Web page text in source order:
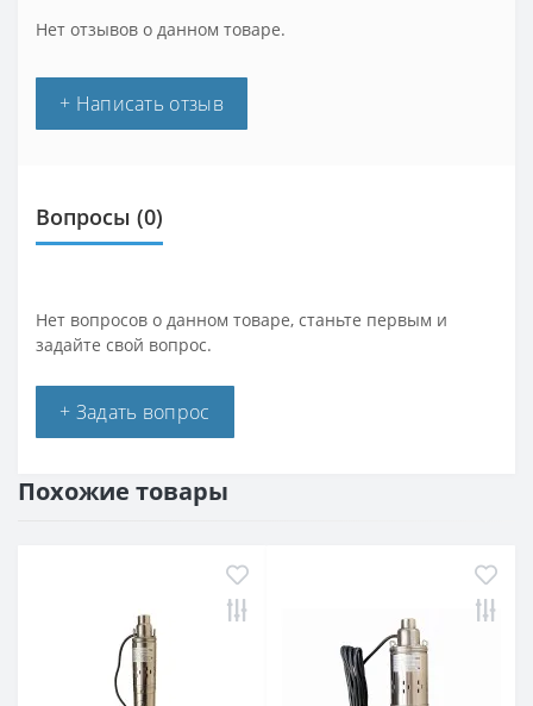
Нет отзывов о данном товаре.
+ Написать отзыв
Вопросы (0)
Нет вопросов о данном товаре, станьте первым и
задайте свой вопрос.
+ Задать вопрос
Похожие товары